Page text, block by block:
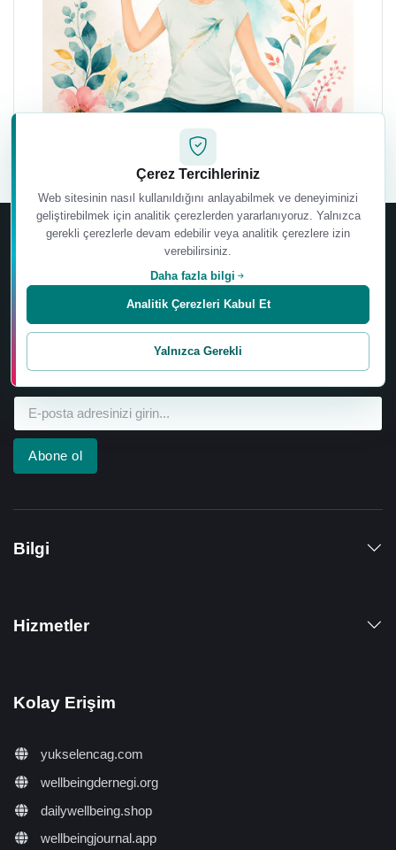
Ebru Şinik’in yeni sertifika programları, eğitimleri, kitapları,
videoları, etkinlikleri ve özel wellbeing içeriklerinden ilk siz
haberdar olun.
Abone ol
Bilgi
Hizmetler
Kolay Erişim
yukselencag.com
wellbeingdernegi.org
dailywellbeing.shop
wellbeingjournal.app
Çerez Tercihleriniz
Web sitesinin nasıl kullanıldığını anlayabilmek ve deneyiminizi
geliştirebilmek için analitik çerezlerden yararlanıyoruz. Yalnızca
gerekli çerezlerle devam edebilir veya analitik çerezlere izin
verebilirsiniz.
Daha fazla bilgi
Yalnızca Gerekli
Analitik Çerezleri Kabul Et